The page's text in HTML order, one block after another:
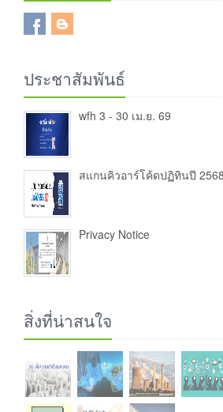
ประชาสัมพันธ์
wfh 3 - 30 เม.ย. 69
สแกนคิวอาร์โค้ดปฏิทินปี 2568
Privacy Notice
สิ่งที่น่าสนใจ